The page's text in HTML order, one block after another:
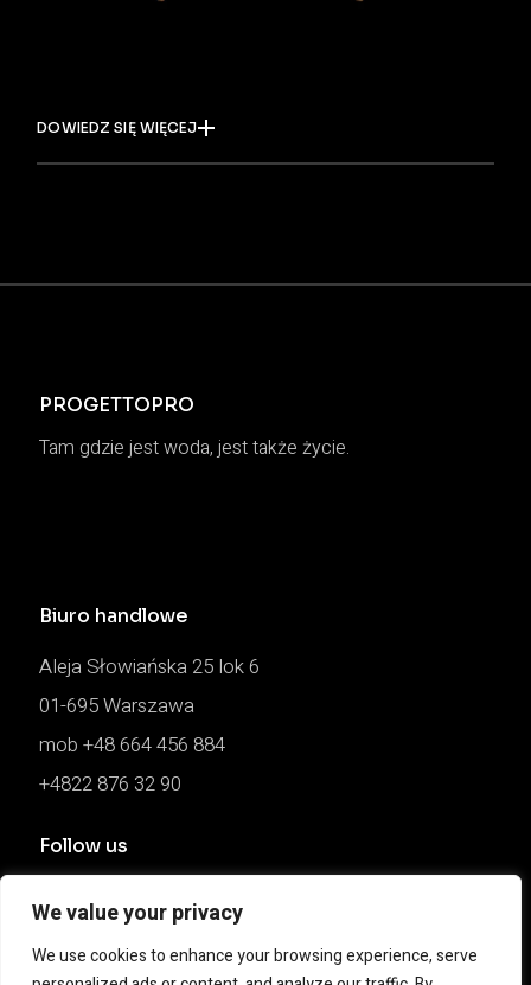
We value your privacy
We use cookies to enhance your browsing experience, serve
DOWIEDZ SIĘ WIĘCEJ
PROGETTOPRO
Tam gdzie jest woda, jest także życie.
Biuro handlowe
Aleja Słowiańska 25 lok 6
01-695 Warszawa
mob +48 664 456 884
+4822 876 32 90
Follow us
INSTAGRAM